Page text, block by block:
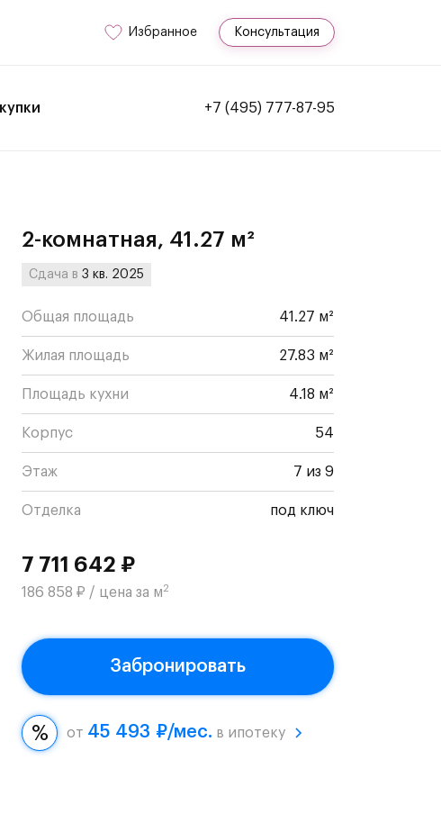
Избранное Консультация
+7 (495) 777-87-95
2-комнатная, 41.27 м²
Сдача в3 кв. 2025
Общая площадь 41.27 м²
Жилая площадь 27.83 м²
Площадь кухни 4.18 м²
Корпус 54
Этаж 7 из 9
Отделка под ключ
7 711 642 ₽
186 858 ₽ / цена за м2
Забронировать
от 45 493 ₽/мес. в ипотеку